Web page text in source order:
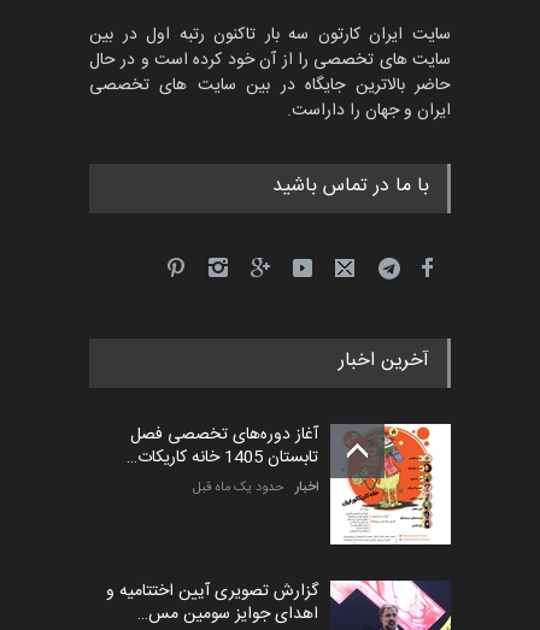
بیست و هشتمین مسابقه
بین‌المللی آزاد طراحی ط…
مهلت
سایت ایران کارتون سه بار تاکنون رتبه اول در بین
سایت های تخصصی را از آن خود کرده است و در حال
حاضر بالاترین جایگاه در بین سایت های تخصصی
ایران و جهان را داراست.
با ما در تماس باشید
آخرین اخبار
آغاز دوره‌های تخصصی فصل
تابستان 1405 خانه کاریکات…
اخبار حدود یک ماه قبل
گزارش تصویری آیین اختتامیه و
اهدای جوایز سومین مس…